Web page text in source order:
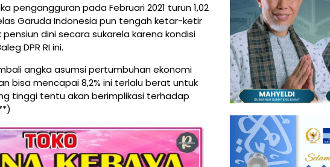
pengangguran pada Februari 2021 turun 1,02
Garuda Indonesia pun tengah ketar-ketir
dini secara sukarela karena kondisi
DPR RI ini.
angka asumsi pertumbuhan ekonomi
bisa mencapai 8,2% ini terlalu berat untuk
tinggi tentu akan berimplikasi terhadap